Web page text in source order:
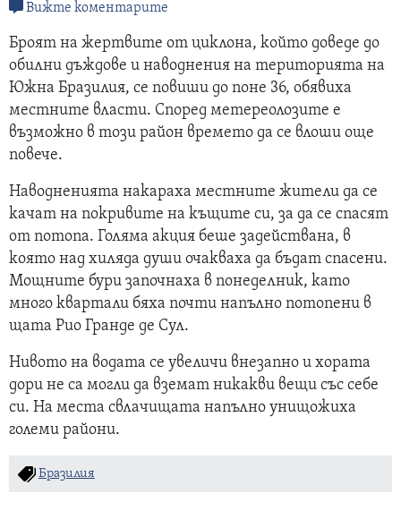
Вижте коментарите
Броят на жертвите от циклона, който доведе до
обилни дъждове и наводнения на територията на
Южна Бразилия, се повиши до поне 36, обявиха
местните власти. Според метереолозите е
възможно в този район времето да се влоши още
повече.
Наводненията накараха местните жители да се
качат на покривите на къщите си, за да се спасят
от потопа. Голяма акция беше задействана, в
която над хиляда души очакваха да бъдат спасени.
Мощните бури започнаха в понеделник, като
много квартали бяха почти напълно потопени в
щата Рио Гранде де Сул.
Нивото на водата се увеличи внезапно и хората
дори не са могли да вземат никакви вещи със себе
си. На места свлачищата напълно унищожиха
големи райони.
Бразилия